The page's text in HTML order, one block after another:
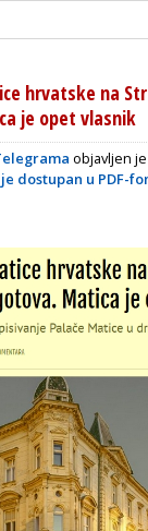
hrvatske na
je opet vlasnik
objavljen
dostupan u PDF-